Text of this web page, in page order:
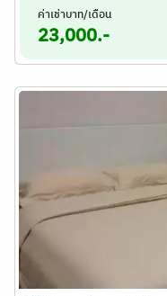
ค่าเช่าบาท/เดือน
23,000.-